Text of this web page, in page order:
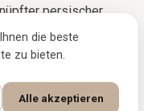
persischer
Stücke in
Jahre alt. Sanft
alle sechs
die beste
zu bieten.
Alle akzeptieren